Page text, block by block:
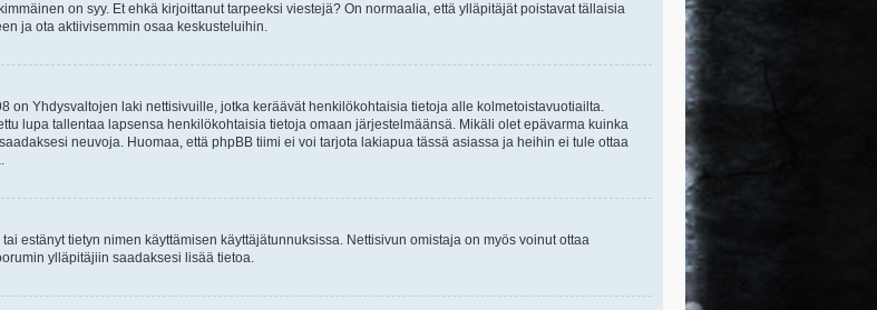
on syy. Et ehkä kirjoittanut tarpeeksi viestejä? On normaalia, että ylläpitäjät poistavat tällaisia
ja ota aktiivisemmin osaa keskusteluihin.
on Yhdysvaltojen laki nettisivuille, jotka keräävät henkilökohtaisia tietoja alle kolmetoistavuotiailta.
lupa tallentaa lapsensa henkilökohtaisia tietoja omaan järjestelmäänsä. Mikäli olet epävarma kuinka
neuvoja. Huomaa, että phpBB tiimi ei voi tarjota lakiapua tässä asiassa ja heihin ei tule ottaa
estänyt tietyn nimen käyttämisen käyttäjätunnuksissa. Nettisivun omistaja on myös voinut ottaa
ylläpitäjiin saadaksesi lisää tietoa.